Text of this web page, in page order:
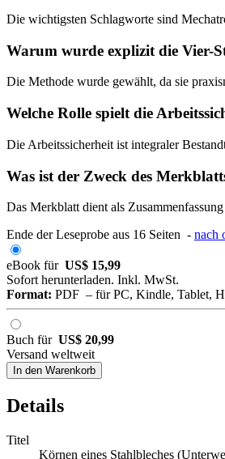
Die wichtigsten Schlagworte sind
Warum wurde explizit die Vier-
Die Methode wurde gewählt, da sie
Welche Rolle spielt die
Die Arbeitssicherheit ist integraler
Was ist der Zweck des
Das Merkblatt dient als
Ende der Leseprobe aus 16 Seiten - nach
eBook für US$ 15,99
Sofort herunterladen. Inkl. MwSt.
Format: PDF – für PC, Kindle, Tablet,
Buch für US$ 20,99
Versand weltweit
In den Warenkorb
Details
Titel
Körnen eines Stahlbleches